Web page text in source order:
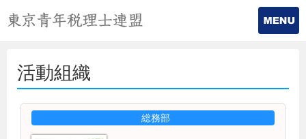
活動組織
総務部